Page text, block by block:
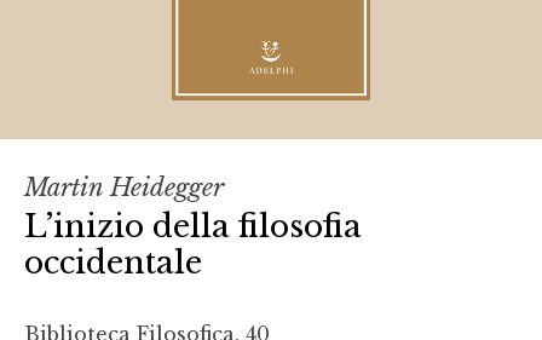
Martin Heidegger
L’inizio della filosofia
occidentale
Biblioteca Filosofica, 40